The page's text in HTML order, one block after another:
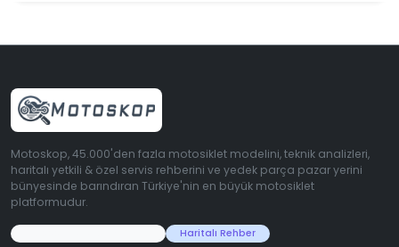
Motoskop, 45.000'den fazla motosiklet modelini, teknik analizleri,
haritalı yetkili & özel servis rehberini ve yedek parça pazar yerini
bünyesinde barındıran Türkiye'nin en büyük motosiklet
platformudur.
Haritalı Rehber